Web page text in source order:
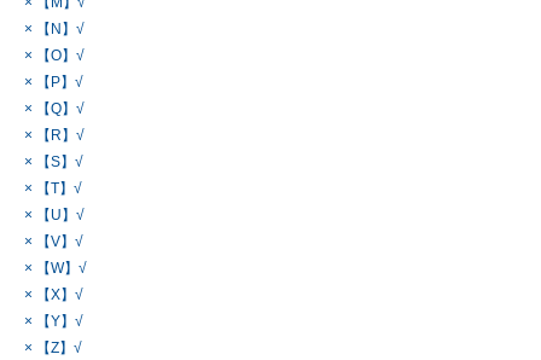
× 【N】√
× 【O】√
× 【P】√
× 【Q】√
× 【R】√
× 【S】√
× 【T】√
× 【U】√
× 【V】√
× 【W】√
× 【X】√
× 【Y】√
× 【Z】√